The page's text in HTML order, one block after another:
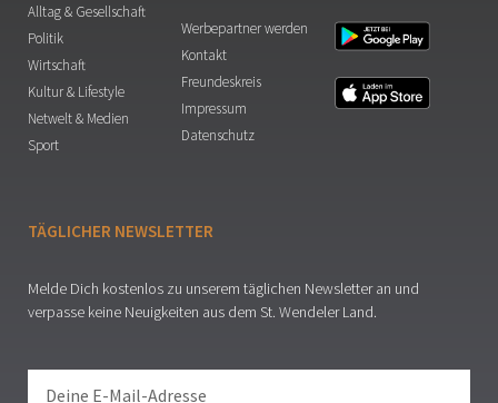
Alltag & Gesellschaft
Politik
Wirtschaft
Kultur & Lifestyle
Netwelt & Medien
Sport
Werbepartner werden
Kontakt
Freundeskreis
Impressum
Datenschutz
TÄGLICHER NEWSLETTER
Melde Dich kostenlos zu unserem täglichen Newsletter an und
verpasse keine Neuigkeiten aus dem St. Wendeler Land.